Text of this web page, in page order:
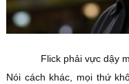
Flick phải vực dậy
Nói cách khác, mọi thứ